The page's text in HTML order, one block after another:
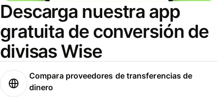
Descarga nuestra app
gratuita de conversión de
divisas Wise
Compara proveedores de transferencias de
dinero